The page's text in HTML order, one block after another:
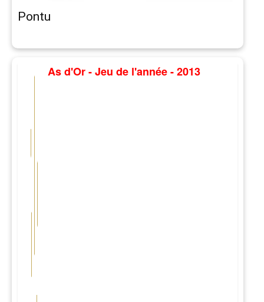
Pontu
As d'Or - Jeu de l'année - 2013